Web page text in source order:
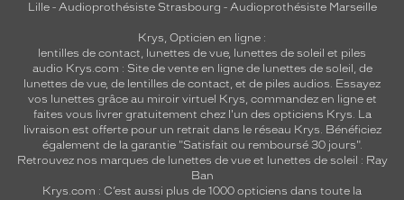
Lille- Audioprothésiste Strasbourg - Audioprothésiste Marseille
Krys, Opticien en ligne :
lentilles de contact, lunettes de vue, lunettes de soleil et piles
audio Krys.com : Site de vente en ligne de lunettes de soleil, de
lunettes de vue, de lentilles de contact, et de piles audios. Essayez
vos lunettes grâce au miroir virtuel Krys, commandez en ligne et
faites vous livrer gratuitement chez l'un des opticiens Krys. La
livraison est offerte pour un retrait dans le réseau Krys. Bénéficiez
également de la garantie "Satisfait ou remboursé 30 jours".
Retrouvez nos marques de lunettes de vue et lunettes de soleil : Ray
Ban
Krys.com : C’est aussi plus de 1000 opticiens dans toute la